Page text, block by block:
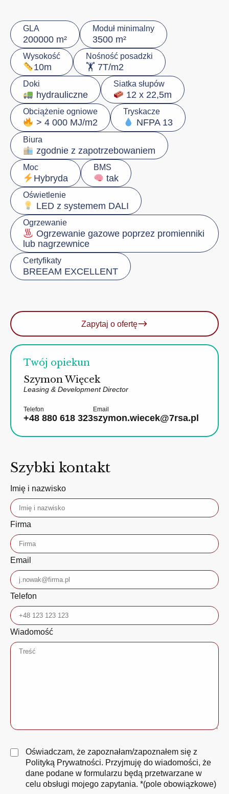
GLA
200000 m²
Moduł minimalny
3500 m²
Wysokość
10m
Nośność posadzki
🏋️ 7T/m2
Doki
hydrauliczne
Siatka słupów
12 x 22,5m
Obciążenie ogniowe
> 4 000 MJ/m2
Tryskacze
NFPA 13
Biura
zgodnie z zapotrzebowaniem
Moc
Hybryda
BMS
tak
Oświetlenie
LED z systemem DALI
Ogrzewanie
Ogrzewanie gazowe poprzez promienniki
lub nagrzewnice
Certyfikaty
BREEAM EXCELLENT
Zapytaj o ofertę
Twój opiekun
Szymon Więcek
Leasing & Development Director
Telefon
+48 880 618 323
Email
szymon.wiecek@7rsa.pl
Szybki kontakt
Imię i nazwisko
Firma
Email
Telefon
Wiadomość
Oświadczam, że zapoznałam/zapoznałem się z
Polityką Prywatności. Przyjmuję do wiadomości, że
dane podane w formularzu będą przetwarzane w
celu obsługi mojego zapytania. *(pole obowiązkowe)